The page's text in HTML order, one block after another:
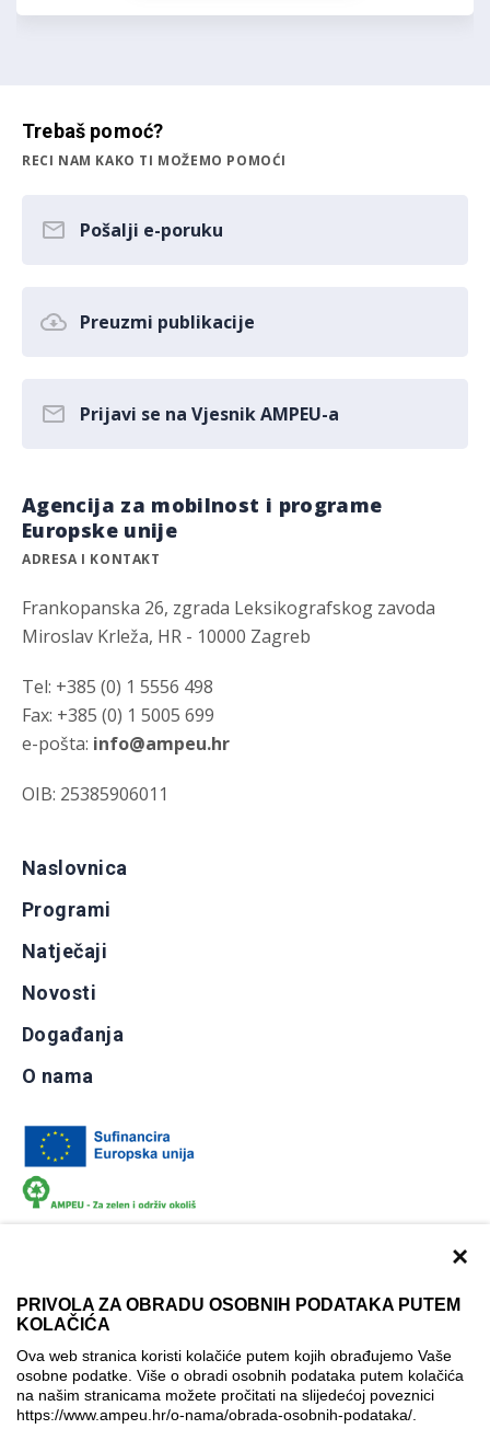
×
PRIVOLA ZA OBRADU OSOBNIH PODATAKA PUTEM
KOLAČIĆA
Ova web stranica koristi kolačiće putem kojih obrađujemo Vaše
osobne podatke. Više o obradi osobnih podataka putem kolačića
na našim stranicama možete pročitati na slijedećoj poveznici
https://www.ampeu.hr/o-nama/obrada-osobnih-podataka/
Trebaš pomoć?
RECI NAM KAKO TI MOŽEMO POMOĆI
Pošalji e-poruku
Preuzmi publikacije
Prijavi se na Vjesnik AMPEU-a
Agencija za mobilnost i programe
Europske unije
ADRESA I KONTAKT
Frankopanska 26, zgrada Leksikografskog zavoda
Miroslav Krleža, HR - 10000 Zagreb
Tel: +385 (0) 1 5556 498
Fax: +385 (0) 1 5005 699
e-pošta: info@ampeu.hr
OIB: 25385906011
Naslovnica
Programi
Natječaji
Novosti
Događanja
O nama
Izjava o pristupačnosti
Politika korištenja kolačića
Postavke kolačića